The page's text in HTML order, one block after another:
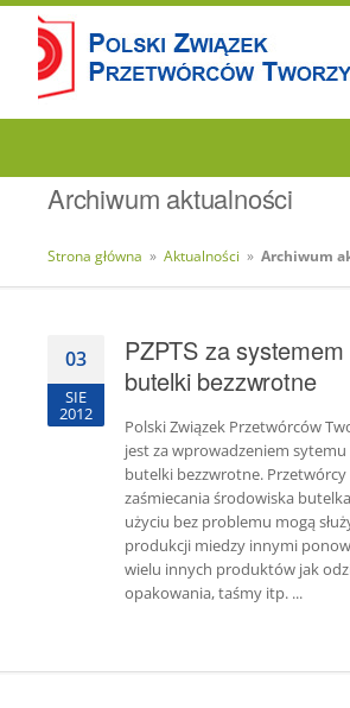
Archiwum aktualności
Strona główna » Aktualności » Archiwum
03
SIE
2012
PZPTS za
butelki bezzwrotne
Polski Związek Przetwórców
jest za wprowadzeniem
butelki bezzwrotne.
zaśmiecania środowiska
użyciu bez problemu mogą
produkcji miedzy innymi
wielu innych produktów jak
opakowania, taśmy itp. ...